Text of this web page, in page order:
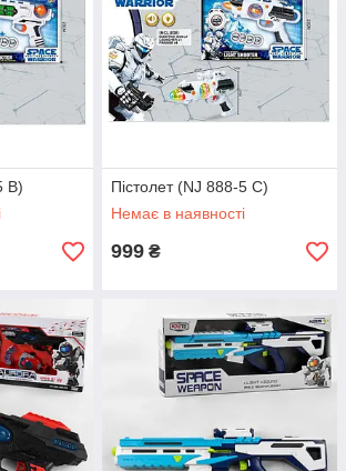
B)
Пістолет (NJ 888-5 С)
Немає в наявності
999 ₴